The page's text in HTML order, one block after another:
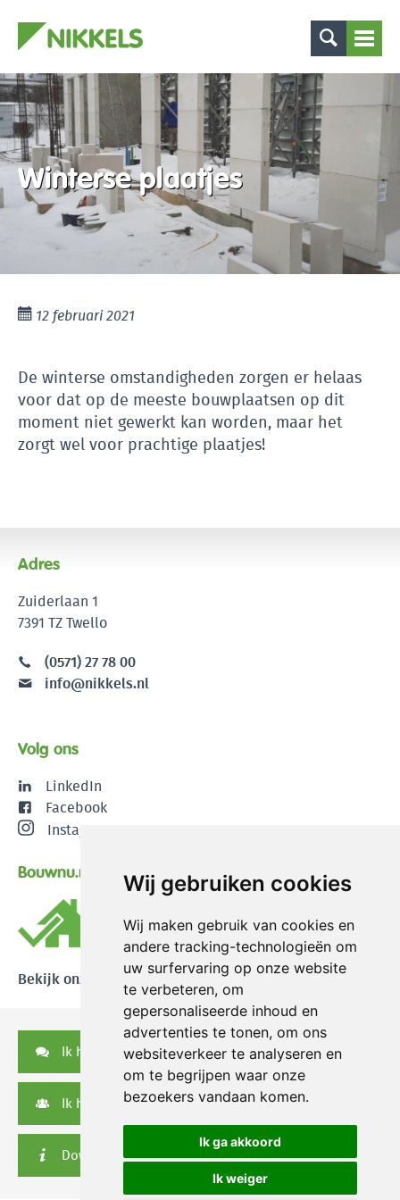
Wij gebruiken cookies
Wij maken gebruik van cookies en
andere tracking-technologieën om
uw surfervaring op onze website
te verbeteren, om
gepersonaliseerde inhoud en
advertenties te tonen, om ons
websiteverkeer te analyseren en
om te begrijpen waar onze
bezoekers vandaan komen.
Ik ga akkoord
Ik weiger
Winterse plaatjes
12 februari 2021
De winterse omstandigheden zorgen er helaas
voor dat op de meeste bouwplaatsen op dit
moment niet gewerkt kan worden, maar het
zorgt wel voor prachtige plaatjes!
Adres
Zuiderlaan 1
7391 TZ Twello
(0571) 27 78 00
info@nikkels.nl
Volg ons
LinkedIn
Facebook
Instagram
Bouwnu.nl
Bekijk onze reviews
Ik heb een vraag
Ik heb een serviceverzoek
Downloads